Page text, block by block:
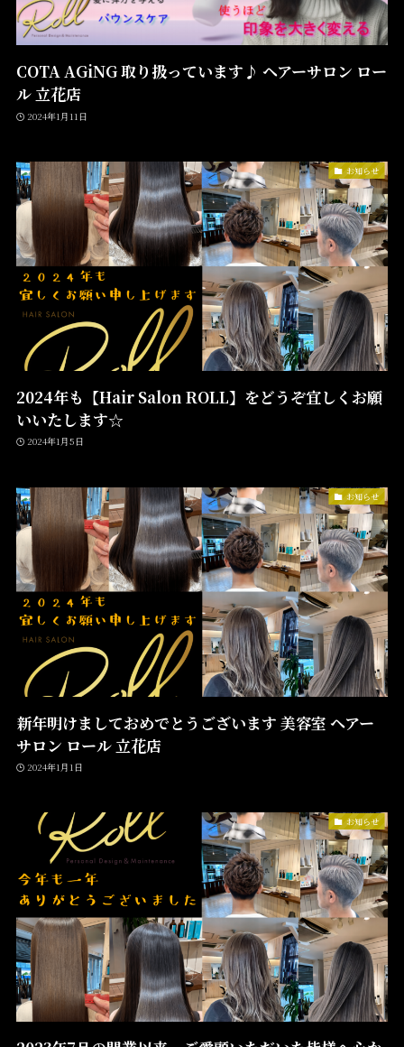
COTA AGiNG 取り扱っています♪ ヘアーサロン ロー
ル 立花店
2024年1月11日
お知らせ
2024年も【Hair Salon ROLL】をどうぞ宜しくお願
いいたします☆
2024年1月5日
お知らせ
新年明けましておめでとうございます 美容室 ヘアー
サロン ロール 立花店
2024年1月1日
お知らせ